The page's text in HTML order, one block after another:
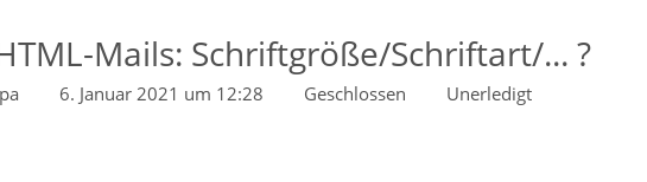
Mails: Schriftgröße/Schriftart/... ?
6. Januar 2021 um 12:28 Geschlossen Unerledigt